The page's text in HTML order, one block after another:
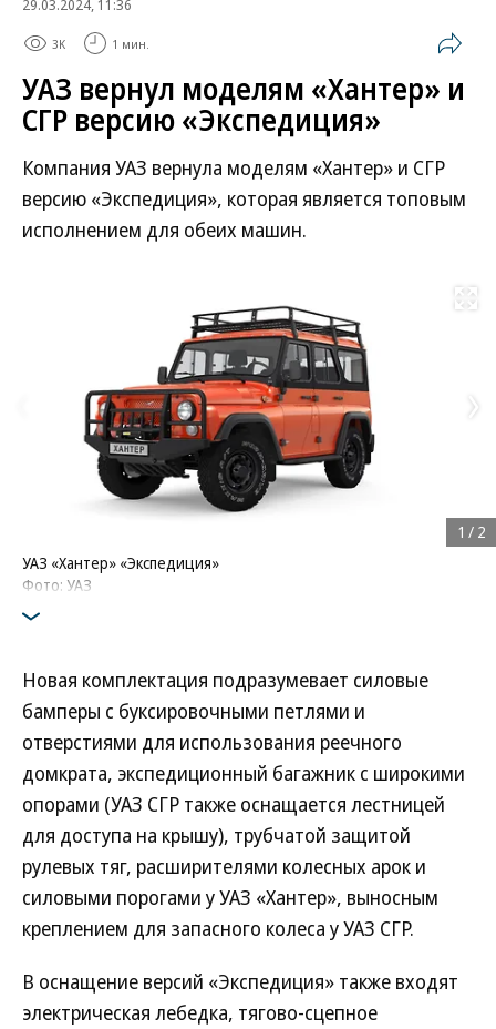
29.03.2024, 11:36
3K 1 мин.
УАЗ вернул моделям «Хантер» и
СГР версию «Экспедиция»
Компания УАЗ вернула моделям «Хантер» и СГР
версию «Экспедиция», которая является топовым
исполнением для обеих машин.
УАЗ «Хантер» «Экспедиция»
Фото: УАЗ
1 / 2
Новая комплектация подразумевает силовые
бамперы с буксировочными петлями и
отверстиями для использования реечного
домкрата, экспедиционный багажник с широкими
опорами (УАЗ СГР также оснащается лестницей
для доступа на крышу), трубчатой защитой
рулевых тяг, расширителями колесных арок и
силовыми порогами у УАЗ «Хантер», выносным
креплением для запасного колеса у УАЗ СГР.
В оснащение версий «Экспедиция» также входят
электрическая лебедка, тягово-сцепное